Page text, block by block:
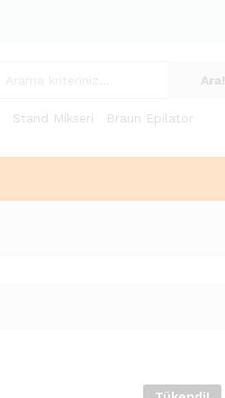
Ara!
Stand Mikseri
Braun Epilatör